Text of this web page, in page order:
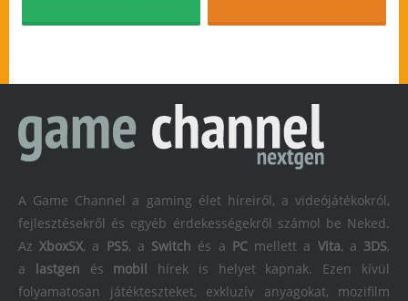
A Game Channel a gaming élet híreiről, a videójátékokról,
fejlesztésekről és egyéb érdekességekről számol be Neked.
AzXboxSX, a PS5, a Switch és a PCmellett a Vita, a 3DS,
a lastgen és mobil hírek is helyet kapnak. Ezen kívül
folyamatosan játékteszteket, exkluzív anyagokat, mozifilm